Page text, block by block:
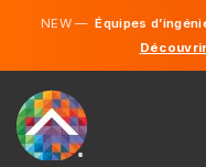
NEW —Équipes